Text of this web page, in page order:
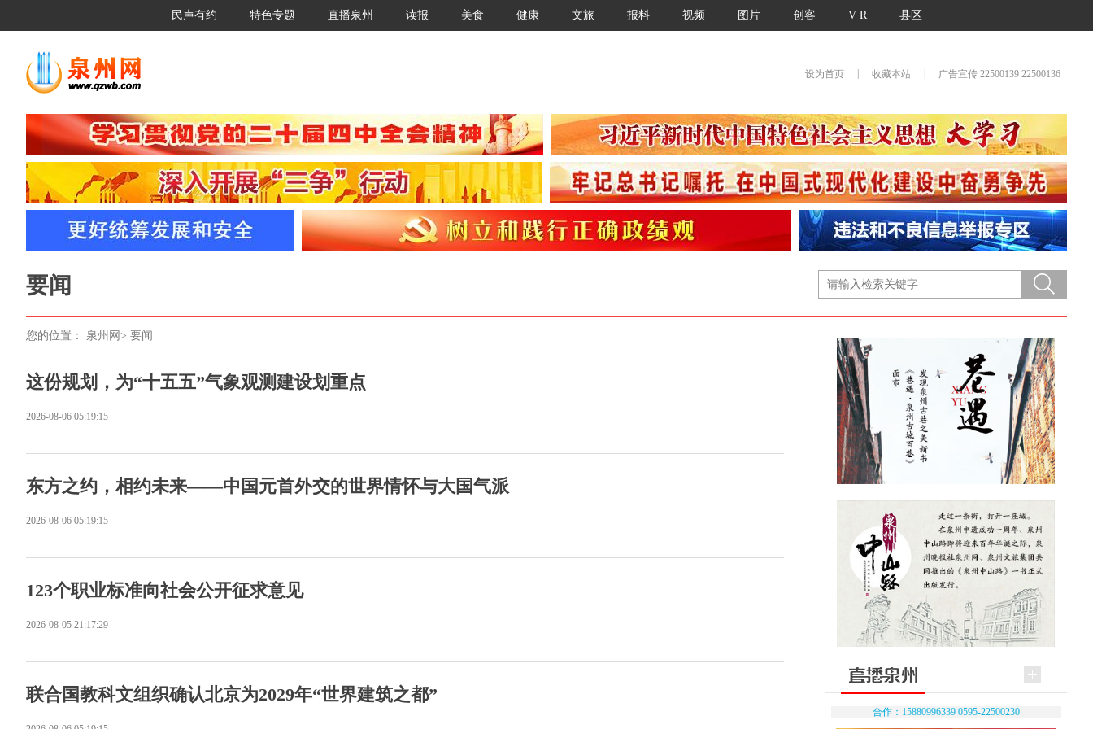
民声有约 特色专题 直播泉州 读报 美食 健康 文旅 报料 视频 图片 创客 V R 县区
设为首页 收藏本站 广告宣传 22500139 22500136
要闻
您的位置： 泉州网 > 要闻
这份规划，为“十五五”气象观测建设划重点
2026-08-06 05:19:15
东方之约，相约未来——中国元首外交的世界情怀与大国气派
2026-08-06 05:19:15
123个职业标准向社会公开征求意见
2026-08-05 21:17:29
联合国教科文组织确认北京为2029年“世界建筑之都”
合作：15880996339 0595-22500230